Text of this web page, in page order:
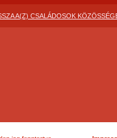
A(Z) CSALÁDOSOK